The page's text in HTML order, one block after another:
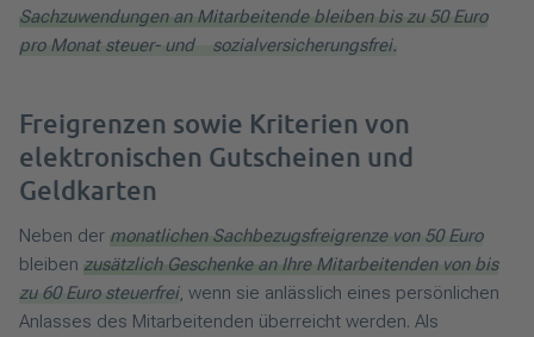
Sachzuwendungen an Mitarbeitende bleiben bis zu 50 Euro
pro Monat steuer- und sozialversicherungsfrei.
Freigrenzen sowie Kriterien von
elektronischen Gutscheinen und
Geldkarten
Neben der monatlichen Sachbezugsfreigrenze von 50 Euro
bleiben zusätzlich Geschenke an Ihre Mitarbeitenden von bis
zu 60 Euro steuerfrei, wenn sie anlässlich eines persönlichen
Anlasses des Mitarbeitenden überreicht werden. Als